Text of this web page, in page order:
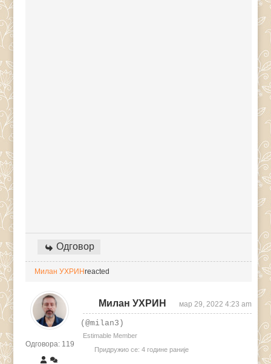
Одговор
Милан УХРИНreacted
Одговора: 119
Милан УХРИН мар 29, 2022 4:23 am
(@milan3)
Estimable Member
Придружио се: 4 године раније